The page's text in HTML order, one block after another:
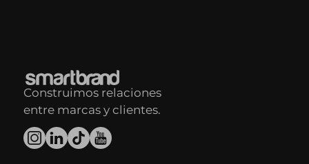
Construimos relaciones
entre marcas y clientes.